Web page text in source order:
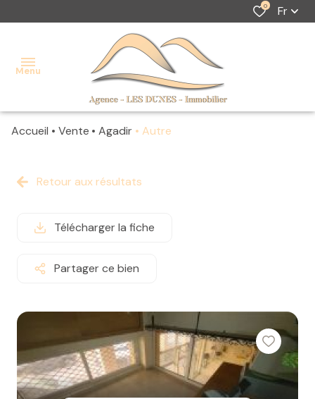
0 Fr
Menu
ventes
Location
Location
durée
mail
contact
Accueil Vente Agadir Autre
Retour aux résultats
Télécharger la fiche
Partager ce bien